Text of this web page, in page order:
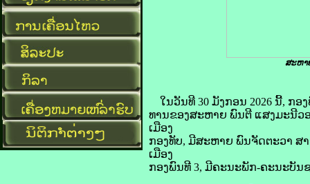
ສະຫາ
ໃນວັນທີ 30 ມັງກອນ 2026 ນີ້, ກ
ທານຂອງສະຫາຍ ພົນຕີ ແສງມະນີ
ເມືອງ
ກອງທັບ, ມີສະຫາຍ ພົນຈັດຕະວາ ສ
ເມືອງ
ກອງພົນທີ 3, ມີຄະນະພັກ-ຄະນະບັນ